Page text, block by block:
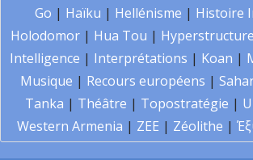
Go | Haïku | Hellénisme | Histoire
Holodomor | Hua Tou |
Intelligence | Interprétations | Koan |
Musique | Recours européens |
Tanka | Théâtre | Topostratégie |
Western Armenia | ZEE | Zéolithe |